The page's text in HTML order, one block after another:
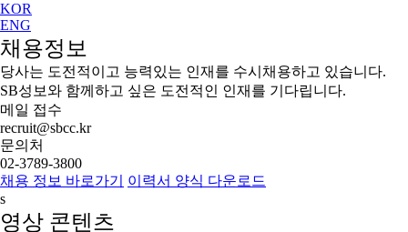
KOR
ENG
채용정보
당사는 도전적이고 능력있는 인재를 수시채용하고 있습니다.
SB성보와 함께하고 싶은 도전적인 인재를 기다립니다.
메일 접수
recruit@sbcc.kr
문의처
02-3789-3800
채용 정보 바로가기
이력서 양식 다운로드
s
영상 콘텐츠